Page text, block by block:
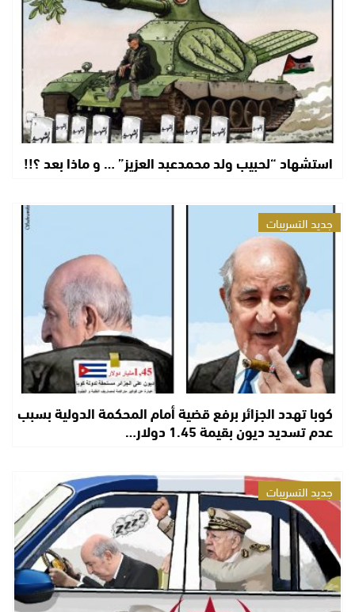
استشهاد “لحبيب ولد محمدعبد العزيز” … و ماذا بعد ؟!!
جديد التسريبات
كوبا تهدد الجزائر برفع قضية أمام المحكمة الدولية بسبب
عدم تسديد ديون بقيمة 1.45 دولار…
جديد التسريبات